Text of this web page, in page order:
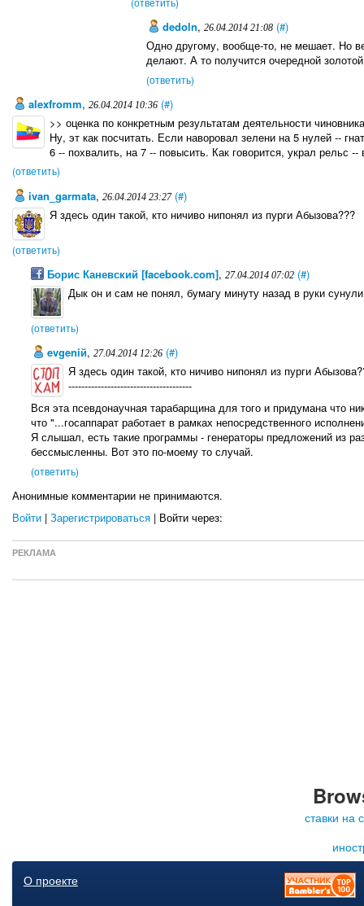
dedoln, 26.04.2014 21:08 (#)
Одно другому, вообще-то, не мешает. Но
делают. А то получится очередной
(ответить)
alexfromm, 26.04.2014 10:36 (#)
>> оценка по конкретным результатам деятельности
Ну, эт как посчитать. Если наворовал зелени на 5 нулей --
6 -- похвалить, на 7 -- повысить. Как говорится, украл рельс
(ответить)
ivan_garmata, 26.04.2014 23:27 (#)
Я здесь один такой, кто ничиво нипонял из пурги Абызова???
(ответить)
Борис Каневский [facebook.com], 27.04.2014 07:02 (#)
Дык он и сам не понял, бумагу минуту назад в руки
(ответить)
evgeniй, 27.04.2014 12:26 (#)
Я здесь один такой, кто ничиво нипонял из пурги
--------------------------------------
Вся эта псевдонаучная тарабарщина для того и придумана что
что "...госаппарат работает в рамках непосредственного
Я слышал, есть такие программы - генераторы предложений из
бессмысленны. Вот это по-моему то случай.
(ответить)
Анонимные комментарии не принимаются.
Войти | Зарегистрироваться | Войти через:
РЕКЛАМА
ставки на
О проекте